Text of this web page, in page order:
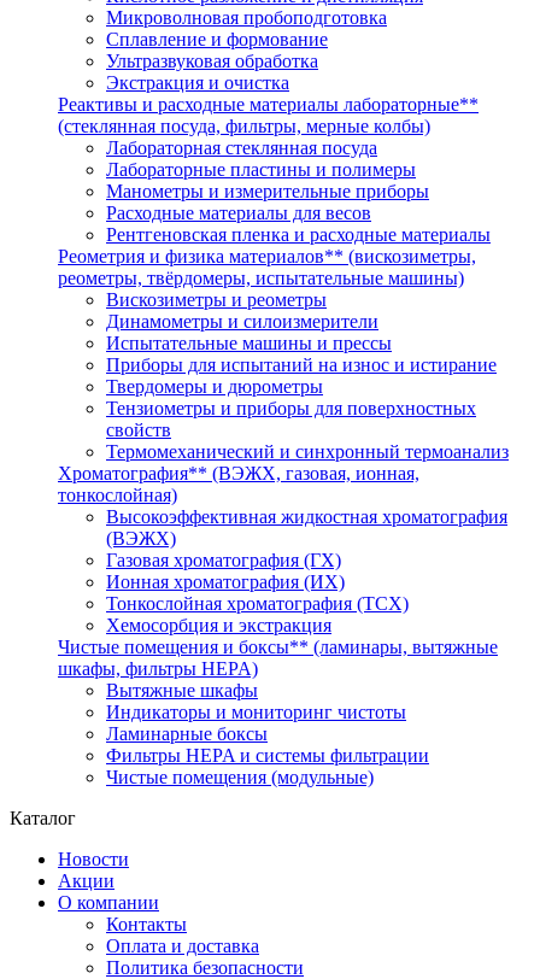
Микроволновая пробоподготовка
Сплавление и формование
Ультразвуковая обработка
Экстракция и очистка
Реактивы и расходные материалы лабораторные**
(стеклянная посуда, фильтры, мерные колбы)
Лабораторная стеклянная посуда
Лабораторные пластины и полимеры
Манометры и измерительные приборы
Расходные материалы для весов
Рентгеновская пленка и расходные материалы
Реометрия и физика материалов** (вискозиметры,
реометры, твёрдомеры, испытательные машины)
Вискозиметры и реометры
Динамометры и силоизмерители
Испытательные машины и прессы
Приборы для испытаний на износ и истирание
Твердомеры и дюрометры
Тензиометры и приборы для поверхностных
свойств
Термомеханический и синхронный термоанализ
Хроматография** (ВЭЖХ, газовая, ионная,
тонкослойная)
Высокоэффективная жидкостная хроматография
(ВЭЖХ)
Газовая хроматография (ГХ)
Ионная хроматография (ИХ)
Тонкослойная хроматография (ТСХ)
Хемосорбция и экстракция
Чистые помещения и боксы** (ламинары, вытяжные
шкафы, фильтры HEPA)
Вытяжные шкафы
Индикаторы и мониторинг чистоты
Ламинарные боксы
Фильтры HEPA и системы фильтрации
Чистые помещения (модульные)
Каталог
Новости
Акции
О компании
Контакты
Оплата и доставка
Политика безопасности